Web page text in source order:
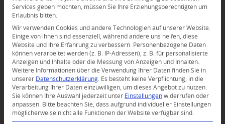
Services geben möchten, müssen Sie Ihre Erziehungsberechtigten um
Erlaubnis bitten.
Wir verwenden Cookies und andere Technologien auf unserer Website.
Einige von ihnen sind essenziell, während andere uns helfen, diese
Website und Ihre Erfahrung zu verbessern.
Personenbezogene Daten
können verarbeitet werden (z. B. IP-Adressen), z. B. für personalisierte
Anzeigen und Inhalte oder die Messung von Anzeigen und Inhalten.
Weitere Informationen über die Verwendung Ihrer Daten finden Sie in
unserer Datenschutzerklärung
Es besteht keine Verpflichtung, in die
Verarbeitung Ihrer Daten einzuwilligen, um dieses Angebot zu nutzen.
Sie können Ihre Auswahl jederzeit unter Einstellungen widerrufen oder
anpassen.
Bitte beachten Sie, dass aufgrund individueller Einstellungen
möglicherweise nicht alle Funktionen der Website verfügbar sind.